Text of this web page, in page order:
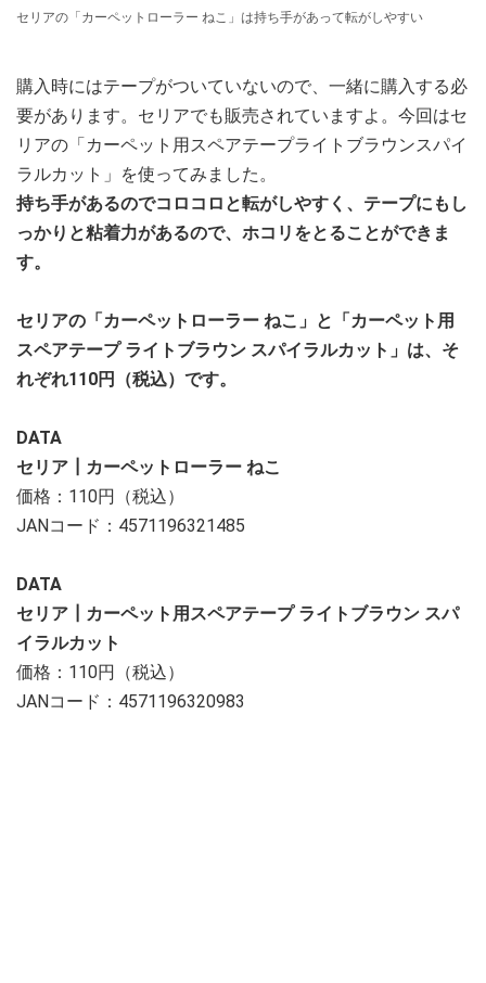
セリアの「カーペットローラー ねこ」は持ち手があって転がしやすい
購入時にはテープがついていないので、一緒に購入する必
要があります。セリアでも販売されていますよ。今回はセ
リアの「カーペット用スペアテープライトブラウンスパイ
ラルカット」を使ってみました。
持ち手があるのでコロコロと転がしやすく、テープにもし
っかりと粘着力があるので、ホコリをとることができま
す。
セリアの「カーペットローラー ねこ」と「カーペット用
スペアテープ ライトブラウン スパイラルカット」は、そ
れぞれ110円（税込）です。
DATA
セリア┃カーペットローラー ねこ
価格：110円（税込）
JANコード：4571196321485
DATA
セリア┃カーペット用スペアテープ ライトブラウン スパ
イラルカット
価格：110円（税込）
JANコード：4571196320983